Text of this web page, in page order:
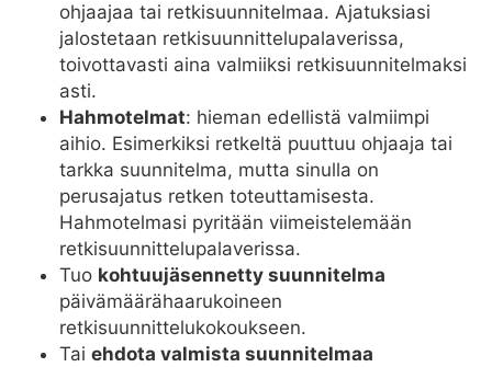
ohjaajaa tai retkisuunnitelmaa. Ajatuksiasi
jalostetaan retkisuunnittelupalaverissa,
toivottavasti aina valmiiksi retkisuunnitelmaksi
asti.
Hahmotelmat: hieman edellistä valmiimpi
aihio. Esimerkiksi retkeltä puuttuu ohjaaja tai
tarkka suunnitelma, mutta sinulla on
perusajatus retken toteuttamisesta.
Hahmotelmasi pyritään viimeistelemään
retkisuunnittelupalaverissa.
Tuo kohtuujäsennetty suunnitelma
päivämäärähaarukoineen
retkisuunnittelukokoukseen.
Tai ehdota valmista suunnitelmaa